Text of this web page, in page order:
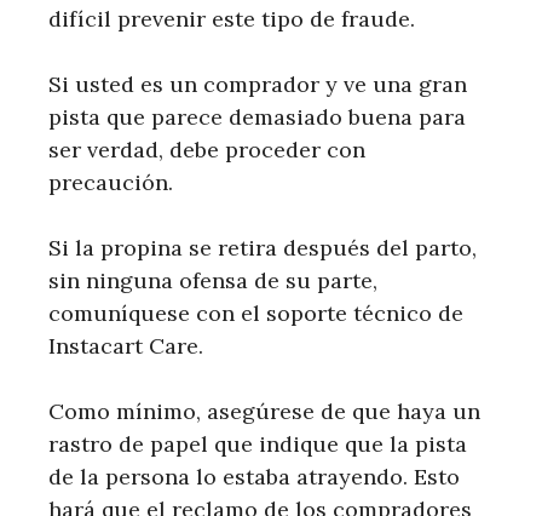
difícil prevenir este tipo de fraude.
Si usted es un comprador y ve una gran
pista que parece demasiado buena para
ser verdad, debe proceder con
precaución.
Si la propina se retira después del parto,
sin ninguna ofensa de su parte,
comuníquese con el soporte técnico de
Instacart Care.
Como mínimo, asegúrese de que haya un
rastro de papel que indique que la pista
de la persona lo estaba atrayendo. Esto
hará que el reclamo de los compradores